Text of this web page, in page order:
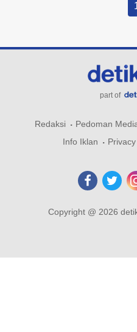
part of
Redaksi Pedoman
Info Iklan
Copyright @ 2026